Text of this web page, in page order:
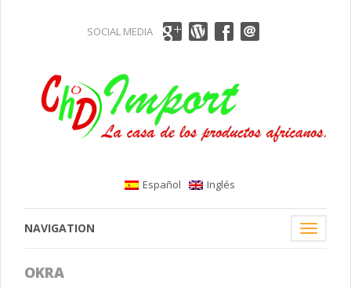
SOCIAL MEDIA
Español Inglés
Toggle
NAVIGATION
OKRA